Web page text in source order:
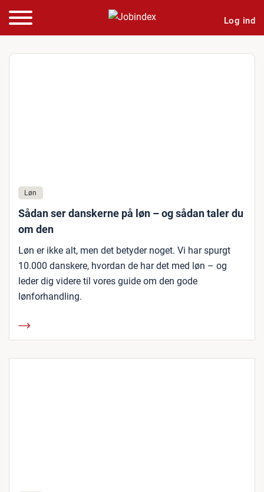
Log ind
Løn
Sådan ser danskerne på løn – og sådan taler du
om den
Løn er ikke alt, men det betyder noget. Vi har spurgt
10.000 danskere, hvordan de har det med løn – og
leder dig videre til vores guide om den gode
lønforhandling.